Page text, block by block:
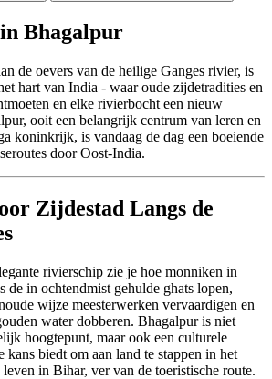
Bhagalpur
de oevers van de heilige Ganges rivier, is
hart van India - waar oude zijdetradities en
en elke rivierbocht een nieuw
ooit een belangrijk centrum van leren en
koninkrijk, is vandaag de dag een boeiende
door Oost-India.
Zijdestad Langs de
rivierschip zie je hoe monniken in
de in ochtendmist gehulde ghats lopen,
wijze meesterwerken vervaardigen en
water dobberen. Bhagalpur is niet
hoogtepunt, maar ook een culturele
kans biedt om aan land te stappen in het
in Bihar, ver van de toeristische route.